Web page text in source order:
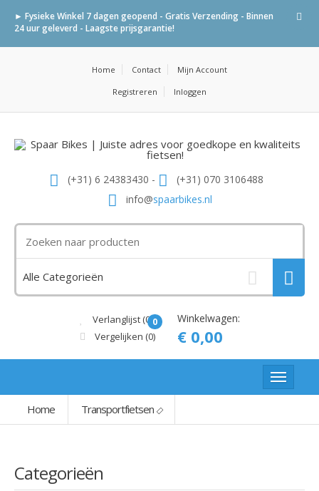
► Fysieke Winkel 7 dagen geopend - Gratis Verzending - Binnen
24 uur geleverd - Laagste prijsgarantie!
Home Contact Mijn Account
Registreren Inloggen
(+31) 6 24383430 -
(+31) 070 3106488
info@spaarbikes.nl
Verlanglijst (0)
Vergelijken (0)
0 Winkelwagen:
€ 0,00
Home Transportfietsen
Categorieën